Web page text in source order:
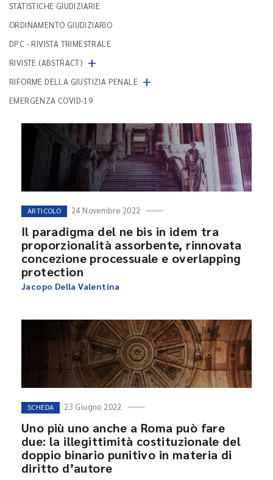
STATISTICHE GIUDIZIARIE
ORDINAMENTO GIUDIZIARIO
DPC - RIVISTA TRIMESTRALE
RIVISTE (ABSTRACT) +
RIFORME DELLA GIUSTIZIA PENALE +
EMERGENZA COVID-19
ARTICOLO 24 Novembre 2022
Il paradigma del ne bis in idem tra
proporzionalità assorbente, rinnovata
concezione processuale e overlapping
protection
Jacopo Della Valentina
SCHEDA 23 Giugno 2022
Uno più uno anche a Roma può fare
due: la illegittimità costituzionale del
doppio binario punitivo in materia di
diritto d’autore